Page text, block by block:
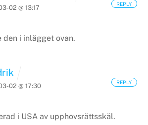
02 @ 13:17
den i inlägget ovan.
REPLY
02 @ 17:30
i USA av upphovsrättsskäl.
REPLY